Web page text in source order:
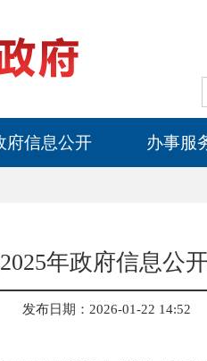
府信息公开 办事服
年政府信息公
发布日期：2026-01-22 14:52